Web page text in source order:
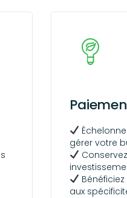
gérer votre
aux